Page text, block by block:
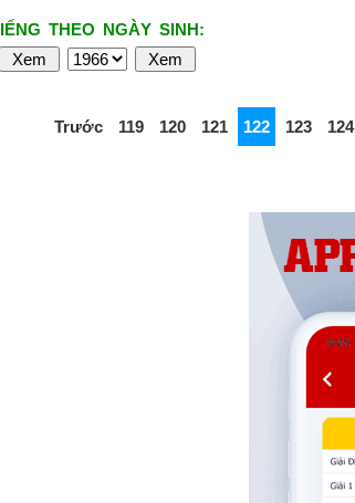
THEO NGÀY SINH:
Trước 119 120 121 122 123 124